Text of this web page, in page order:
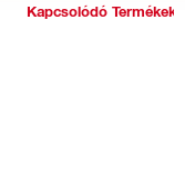
Kapcsolódó Termékek